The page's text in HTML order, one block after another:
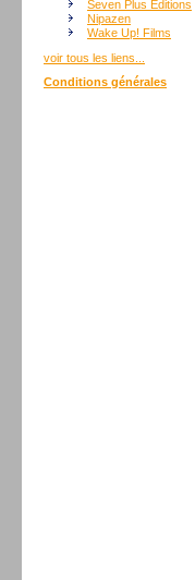
Seven Plus Editions
Nipazen
Wake Up! Films
voir tous les liens...
Conditions générales